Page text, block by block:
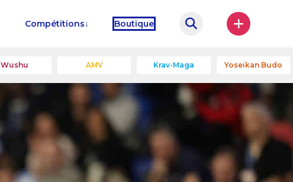
Compétitions Boutique
Wushu AMV Krav-Maga Yoseikan Budo